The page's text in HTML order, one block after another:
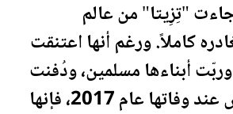
"تِزِيتا" من عالم
كاملاً. ورغم أنها اعتنقت
أبناءها مسلمين، ودُفنت
على هذا الأساس عند وفاتها عام 2017، فإنها